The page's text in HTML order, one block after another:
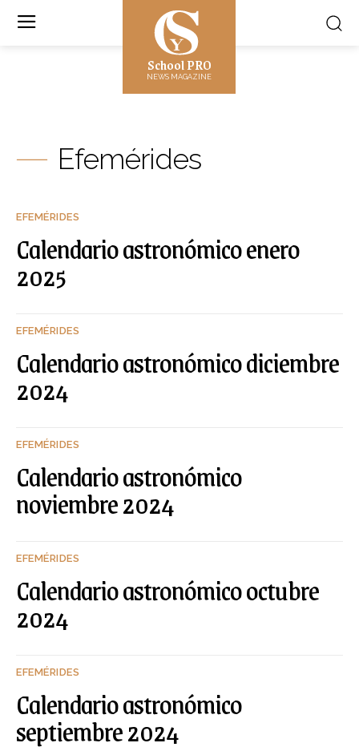
School PRO
NEWS MAGAZINE
Efemérides
EFEMÉRIDES
Calendario astronómico enero
2025
EFEMÉRIDES
Calendario astronómico diciembre
2024
EFEMÉRIDES
Calendario astronómico
noviembre 2024
EFEMÉRIDES
Calendario astronómico octubre
2024
EFEMÉRIDES
Calendario astronómico
septiembre 2024